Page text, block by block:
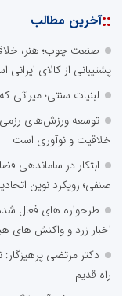
::آخرین مطالب
صنعت چوب؛ هنر،
پشتیبانی از کالای ایرانی
لبنیات سنتی؛ میراثی
توسعه ورزش‌های رزمی
خلاقیت و نوآوری است
ابتکار در ساماندهی
صنفی؛ رویکرد نوین
طرحواره های فعال
اخبار زرد و واکنش های
دکتر مرتضی
راه قدیم